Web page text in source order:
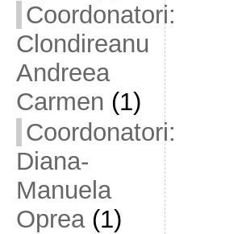
Coordonatori:
Clondireanu
Andreea
Carmen (1)
Coordonatori:
Diana-
Manuela
Oprea(1)